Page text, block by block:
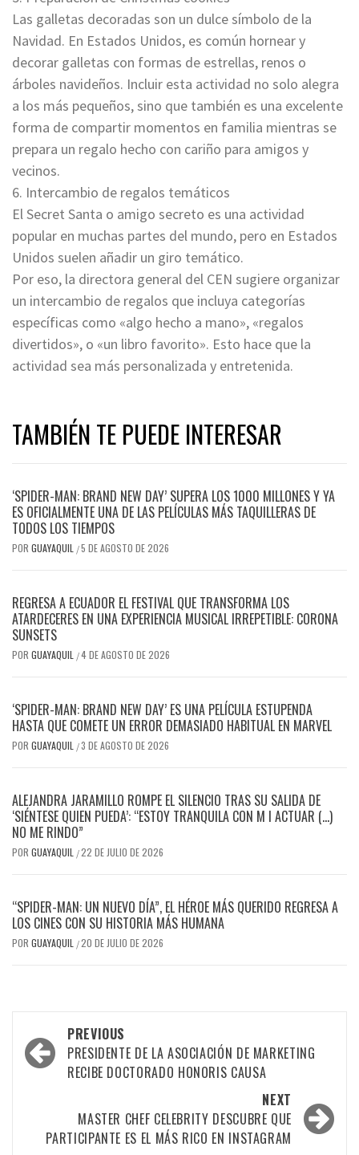
Las galletas decoradas son un dulce símbolo de la
Navidad. En Estados Unidos, es común hornear y
decorar galletas con formas de estrellas, renos o
árboles navideños. Incluir esta actividad no solo alegra
a los más pequeños, sino que también es una excelente
forma de compartir momentos en familia mientras se
prepara un regalo hecho con cariño para amigos y
vecinos.
6. Intercambio de regalos temáticos
El Secret Santa o amigo secreto es una actividad
popular en muchas partes del mundo, pero en Estados
Unidos suelen añadir un giro temático.
Por eso, la directora general del CEN sugiere organizar
un intercambio de regalos que incluya categorías
específicas como «algo hecho a mano», «regalos
divertidos», o «un libro favorito». Esto hace que la
actividad sea más personalizada y entretenida.
TAMBIÉN TE PUEDE INTERESAR
‘SPIDER-MAN: BRAND NEW DAY’ SUPERA LOS 1000 MILLONES Y YA
ES OFICIALMENTE UNA DE LAS PELÍCULAS MÁS TAQUILLERAS DE
TODOS LOS TIEMPOS
POR GUAYAQUIL /5 DE AGOSTO DE 2026
REGRESA A ECUADOR EL FESTIVAL QUE TRANSFORMA LOS
ATARDECERES EN UNA EXPERIENCIA MUSICAL IRREPETIBLE: CORONA
SUNSETS
POR GUAYAQUIL /4 DE AGOSTO DE 2026
‘SPIDER-MAN: BRAND NEW DAY’ ES UNA PELÍCULA ESTUPENDA
HASTA QUE COMETE UN ERROR DEMASIADO HABITUAL EN MARVEL
POR GUAYAQUIL /3 DE AGOSTO DE 2026
​ALEJANDRA JARAMILLO ROMPE EL SILENCIO TRAS SU SALIDA DE
‘SIÉNTESE QUIEN PUEDA’: “ESTOY TRANQUILA CON M I ACTUAR (…)
NO ME RINDO”
POR GUAYAQUIL /22 DE JULIO DE 2026
“SPIDER-MAN: UN NUEVO DÍA”, EL HÉROE MÁS QUERIDO REGRESA A
LOS CINES CON SU HISTORIA MÁS HUMANA
POR GUAYAQUIL /20 DE JULIO DE 2026
Post
navigation
PREVIOUS
PRESIDENTE DE LA ASOCIACIÓN DE MARKETING
RECIBE DOCTORADO HONORIS CAUSA
NEXT
MASTER CHEF CELEBRITY DESCUBRE QUE
PARTICIPANTE ES EL MÁS RICO EN INSTAGRAM